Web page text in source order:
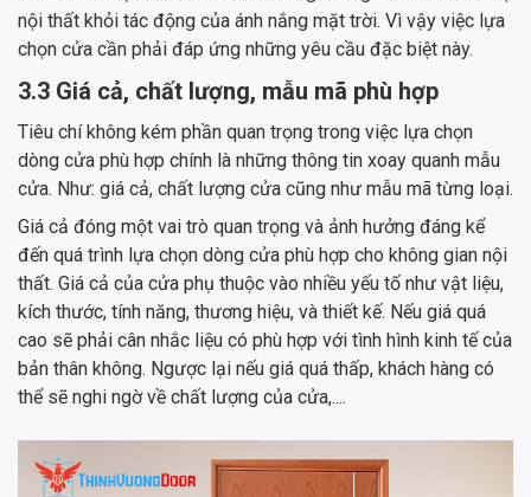
nội thất khỏi tác động của ánh nắng mặt trời. Vì vậy việc lựa
chọn cửa cần phải đáp ứng những yêu cầu đặc biệt này.
3.3 Giá cả, chất lượng, mẫu mã phù hợp
Tiêu chí không kém phần quan trọng trong việc lựa chọn
dòng cửa phù hợp chính là những thông tin xoay quanh mẫu
cửa. Như: giá cả, chất lượng cửa cũng như mẫu mã từng loại.
Giá cả đóng một vai trò quan trọng và ảnh hưởng đáng kể
đến quá trình lựa chọn dòng cửa phù hợp cho không gian nội
thất. Giá cả của cửa phụ thuộc vào nhiều yếu tố như vật liệu,
kích thước, tính năng, thương hiệu, và thiết kế. Nếu giá quá
cao sẽ phải cân nhắc liệu có phù hợp với tình hình kinh tế của
bản thân không. Ngược lại nếu giá quá thấp, khách hàng có
thể sẽ nghi ngờ về chất lượng của cửa,....